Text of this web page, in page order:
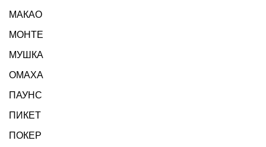
МАКАО
МОНТЕ
МУШКА
ОМАХА
ПАУНС
ПИКЕТ
ПОКЕР